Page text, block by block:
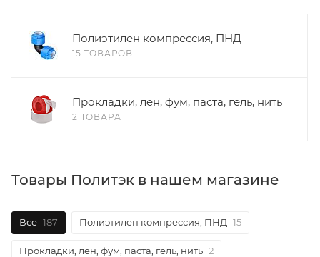
Полиэтилен компрессия, ПНД
15 ТОВАРОВ
Прокладки, лен, фум, паста, гель, нить
2 ТОВАРА
Товары Политэк в нашем магазине
Все 187 Полиэтилен компрессия, ПНД 15
Прокладки, лен, фум, паста, гель, нить 2